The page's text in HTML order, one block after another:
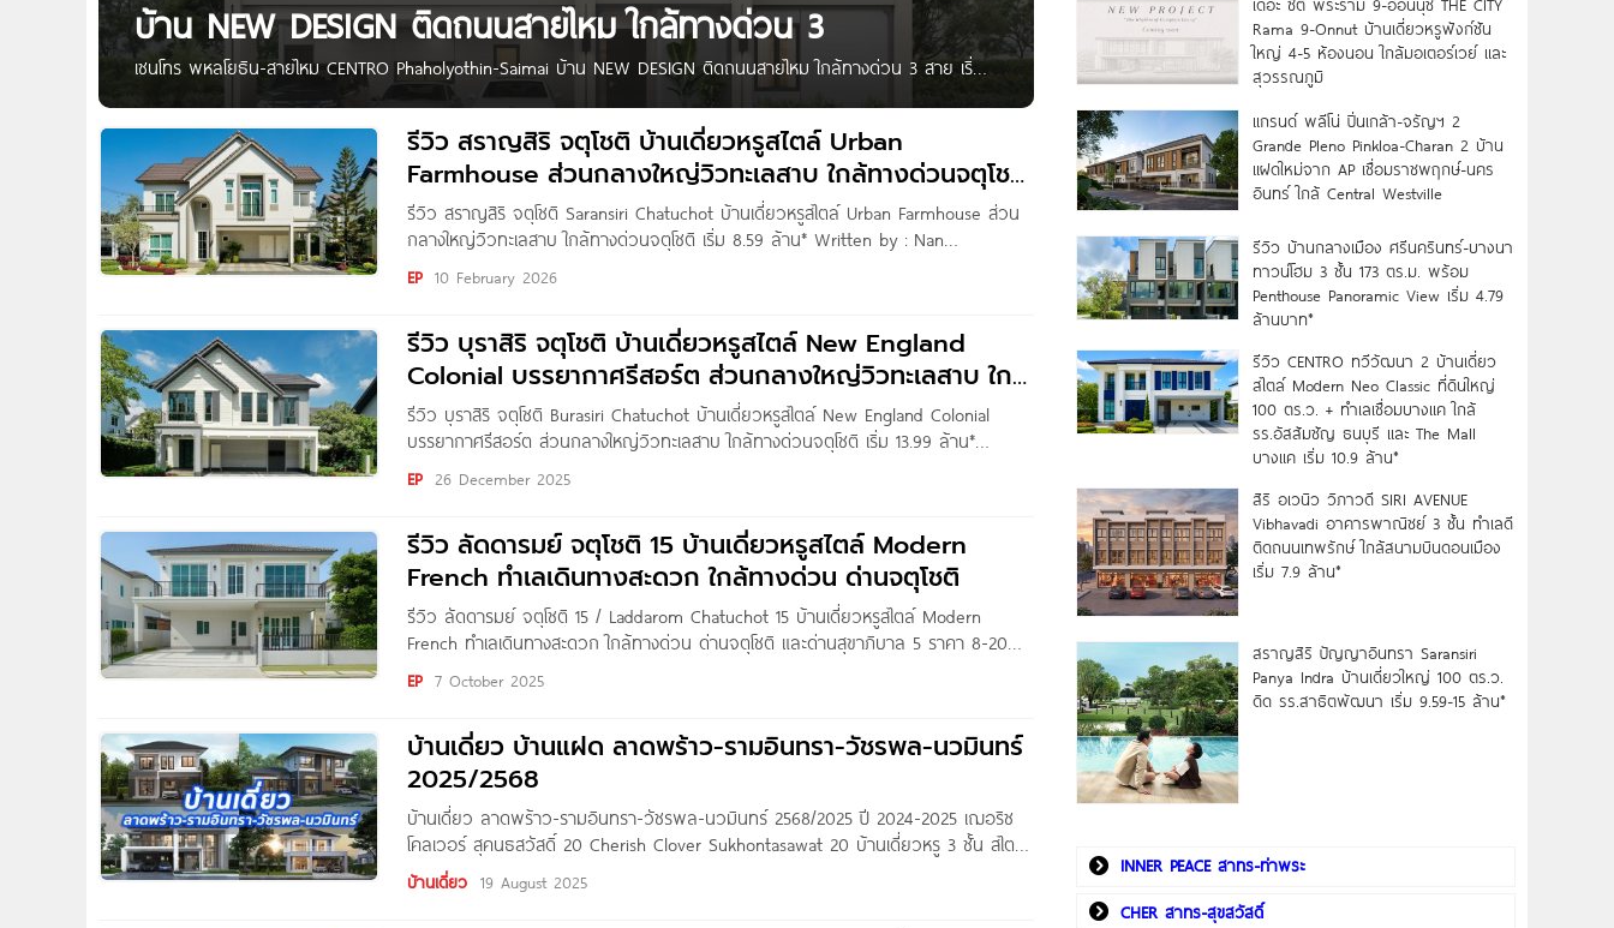
บ้าน NEW DESIGN ติดถนนสายไหม ใกล้ทางด่วน 3
เซนโทร พหลโยธิน-สายไหม CENTRO Phaholyothin-Saimai บ้าน NEW DESIGN ติดถนนสายไหม ใกล้ทางด่วน 3 สาย เริ่ม
8.59-13 ล้าน* CENTRO พหลโยธิน-สายไหม บ้านเดี่ยวโครงการใหม่จาก AP Thailand ที่ตั้งโครงการอยู่ติดถนนสายไหม แขวง
สายไหม เขตสายไหม กทม. เดินทางสะดวกสบาย เชื่อมต่อพหลโยธิน-วัชรพล-ดอนเมือง ใกล้ทางด่วน 3 สาย ได้แก่ ทางด่วน
ฉลองรัช,
รีวิว สราญสิริ จตุโชติ บ้านเดี่ยวหรูสไตล์ Urban
Farmhouse​ ส่วนกลางใหญ่วิวทะเลสาบ ใกล้ทางด่วนจตุโชติ
เริ่ม 8.59
รีวิว สราญสิริ จตุโชติ Saransiri Chatuchot บ้านเดี่ยวหรูสไตล์ Urban Farmhouse​ ส่วน
กลางใหญ่วิวทะเลสาบ ใกล้ทางด่วนจตุโชติ เริ่ม 8.59 ล้าน* Written by : Nan
Kanyaratthp สวัสดีเพื่อน ๆ Homenayoo ทุกคนค่ะ วันนี้เราจะพาไปชมโครงการ
“Saransiri จตุโชติ” บ้านเดี่ยวหรูสไตล์ Urban Farmhouse มีห้องนอนชั้นล่างและครัวไทย
EP 10 February 2026
รีวิว บุราสิริ จตุโชติ บ้านเดี่ยวหรูสไตล์ New England
Colonial บรรยากาศรีสอร์ต ส่วนกลางใหญ่วิวทะเลสาบ ใกล้
ทางด่วนจตุโชติ
รีวิว บุราสิริ จตุโชติ Burasiri Chatuchot บ้านเดี่ยวหรูสไตล์ New England Colonial
บรรยากาศรีสอร์ต ส่วนกลางใหญ่วิวทะเลสาบ ใกล้ทางด่วนจตุโชติ เริ่ม 13.99 ล้าน*
Written by : Nan Kanyaratthp สวัสดีเพื่อน ๆ Homenayoo ทุกคนค่ะ วันนี้เราจะพาไป
ชมโครงการ “Burasiri จตุโชติ” บ้านเดี่ยวหรูสไตล์ New England
EP 26 December 2025
รีวิว ลัดดารมย์ จตุโชติ 15 บ้านเดี่ยวหรูสไตล์ Modern
French ทำเลเดินทางสะดวก ใกล้ทางด่วน ด่านจตุโชติ
รีวิว ลัดดารมย์ จตุโชติ 15 / Laddarom Chatuchot 15 บ้านเดี่ยวหรูสไตล์ Modern
French ทำเลเดินทางสะดวก ใกล้ทางด่วน ด่านจตุโชติ และด่านสุขาภิบาล 5 ราคา 8-20
ล้าน* Written by : Pure Thitapa สวัสดีค่ะ เพื่อน ๆ Homenayoo วันนี้เราจะพาไปชม
บ้านเดี่ยวหรู พื้นที่กว้าง
EP 7 October 2025
บ้านเดี่ยว บ้านแฝด ลาดพร้าว-รามอินทรา-วัชรพล-นวมินทร์
2025/2568
บ้านเดี่ยว ลาดพร้าว-รามอินทรา-วัชรพล-นวมินทร์ 2568/2025 ปี 2024-2025 เฌอริช
โคลเวอร์ สุคนธสวัสดิ์ 20 Cherish Clover Sukhontasawat 20 บ้านเดี่ยวหรู 3 ชั้น สไตล์
Luxury Private Residence เพียง 4 ยูนิต ราคาเริ่ม 36.9 ล้าน* เทียร์ร่า ลาดพร้าว
THIRRA Ladprao
บ้านเดี่ยว 19 August 2025
Rama 9-Onnut บ้านเดี่ยวหรูฟังก์ชัน
ใหญ่ 4-5 ห้องนอน ใกล้มอเตอร์เวย์ และ
สุวรรณภูมิ
แกรนด์ พลีโน่ ปิ่นเกล้า-จรัญฯ 2
Grande Pleno Pinkloa-Charan 2 บ้าน
แฝดใหม่จาก AP เชื่อมราชพฤกษ์-นคร
อินทร์ ใกล้ Central Westville
รีวิว บ้านกลางเมือง ศรีนครินทร์-บางนา
ทาวน์โฮม 3 ชั้น 173 ตร.ม. พร้อม
Penthouse Panoramic View เริ่ม 4.79
ล้านบาท*
รีวิว CENTRO ทวีวัฒนา 2 บ้านเดี่ยว
สไตล์ Modern Neo Classic ที่ดินใหญ่
100 ตร.ว. + ทำเลเชื่อมบางแค ใกล้
รร.อัสสัมชัญ ธนบุรี และ The Mall
บางแค เริ่ม 10.9 ล้าน*
สิริ อเวนิว วิภาวดี SIRI AVENUE
Vibhavadi อาคารพาณิชย์ 3 ชั้น ทำเลดี
ติดถนนเทพรักษ์ ใกล้สนามบินดอนเมือง
เริ่ม 7.9 ล้าน*
สราญสิริ ปัญญาอินทรา Saransiri
Panya Indra บ้านเดี่ยวใหญ่ 100 ตร.ว.
ดิด รร.สาธิตพัฒนา เริ่ม 9.59-15 ล้าน*
INNER PEACE สาทร-ท่าพระ
CHER สาทร-สุขสวัสดิ์